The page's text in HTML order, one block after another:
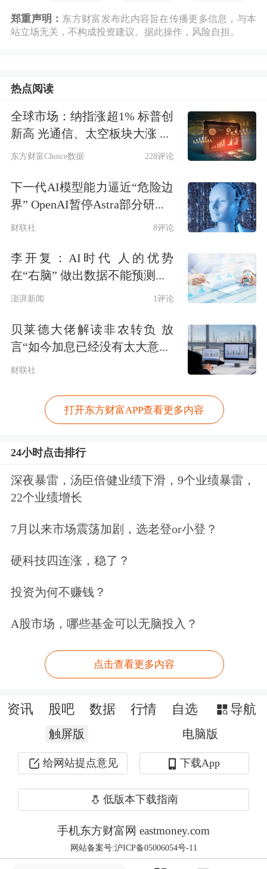
161%，这一数字自去年二季度以来持
值为146%，将进一步下降。分析人士
补充债，可以拓宽该公司资本补充渠
道，为其业务持续发展提供资本支撑。
今年以来，险企发债步伐有所放缓。数
据显示，今年以来截至5月19日，共有
称“中信保诚人寿”）、中英人寿保险有
限公司、长城人寿保险股份有限公司、
下简称“招商仁和人寿”）、中华联合财
产保险股份有限公司、阳光人寿保险股
司（以下简称“中邮保险”）和中华联合
计8只债券用于资本补充，发行规模合
计180.7亿元，同比下降64%。
者，从长期来看，险企的发债趋势受到
多种因素影响，包括其自身的业务需求
和战略规划、监管政策的变化以及资本
断发展和竞争加剧，险企可能需要更多
监管政策的调整也可能对险企的发债策
略产生影响。
龙格表示，对险企而言，需要在发债过
程中充分考虑市场环境、监管政策以及
自身经营状况等多种因素，以确保决策
的合理性和有效性。
郑重声明： 东方财富发布此内容旨在传播更多信息，与本
站立场无关，不构成投资建议。据此操作，风险自担。
热点阅读
全球市场：纳指涨超1% 标普创
新高 光通信、太空板块大涨 ...
东方财富Choice数据 228评论
下一代AI模型能力逼近“危险边
界” OpenAI暂停Astra部分研...
财联社 8评论
李开复：AI时代 人的优势
在“右脑” 做出数据不能预测...
澎湃新闻 1评论
贝莱德大佬解读非农转负 放
言“如今加息已经没有太大意...
财联社
打开东方财富APP查看更多内容
24小时点击排行
深夜暴雷，汤臣倍健业绩下滑，9个业绩暴雷，
22个业绩增长
7月以来市场震荡加剧，选老登or小登？
硬科技四连涨，稳了？
投资为何不赚钱？
A股市场，哪些基金可以无脑投入？
点击查看更多内容
资讯 股吧 数据 行情 自选 导航
触屏版 电脑版
给网站提点意见 下载App
低版本下载指南
手机东方财富网 eastmoney.com
网站备案号:沪ICP备05006054号-11